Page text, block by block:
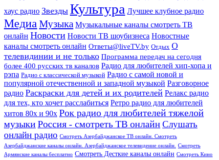
хаус радио Звезды Культура Лучшее клубное радио
Медиа Музыка Музыкальные каналы смотреть ТВ
онлайн Новости Новости ТВ шоубизнеса Новостные
каналы смотреть онлайн Ответы@liveTV.by Отдых О
телевидинии и не только Программа передач на сегодня
более 400 русских тв каналов Радио для любителей хип-хопа и
рэпа Радио с классической музыкой Радио с самой новой и
популярной отечественной и западной музыкой Разговорное
радио Раскраски для детей и их родителей Релакс радио
для тех, кто хочет расслабиться Ретро радио для любителей
хитов 80х и 90х Рок радио для любителей тяжелой
музыкиРоссия - смотреть ТВ онлайнСлушать
онлайн радио Смотреть Азербайджанское ТВ онлайн. Смотреть
Азербайджанские каналы онлайн. Азербайджанское телевидение онлайн.
Смотреть
Армянские каналы бесплатно Смотреть Десткие каналы онлайн Смотреть Кино